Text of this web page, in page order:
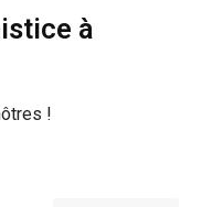
à
!